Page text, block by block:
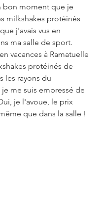
bon moment que je
milkshakes protéinés
j'avais vus en
ma salle de sport.
vacances à Ramatuelle
protéinés de
les rayons du
me suis empressé de
je l'avoue, le prix
que dans la salle !